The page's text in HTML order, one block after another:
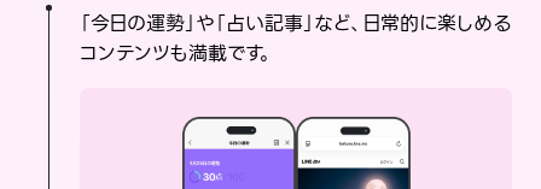
「今日の運勢」や「占い記事」など、日常的に楽しめる
コンテンツも満載です。